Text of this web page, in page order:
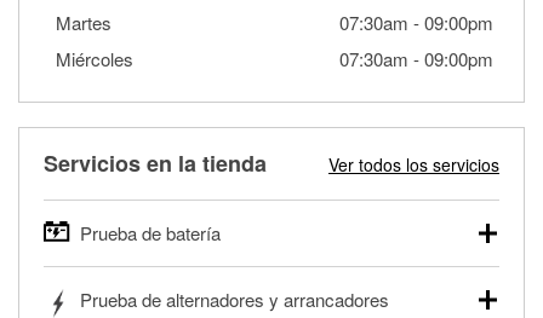
Martes
07:30am -09:00pm
Miércoles
07:30am -09:00pm
Servicios en la tienda Ver todos los servicios
Prueba de batería
autos, camionetas, SUVs, vehículos comerciales y
Prueba de alternadores y arrancadores